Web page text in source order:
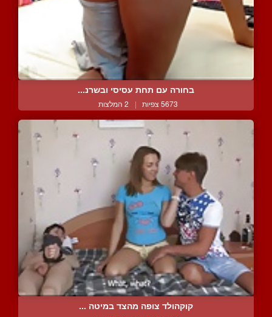
בחורה עם תחת עסיסי ובשרנ...
5673 צפיות | 2 המלצות
קוקהולד צופה מהצד במיטה ...